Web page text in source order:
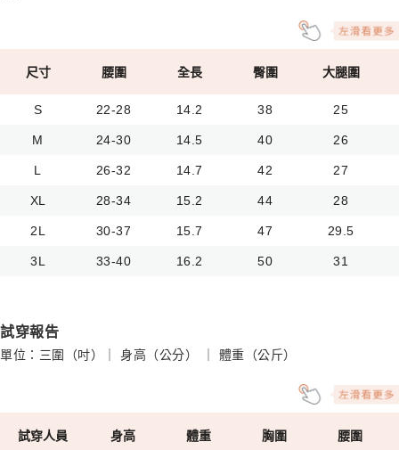
尺寸 腰圍 全長 臀圍 大腿圍
S 22-28 14.2 38 25
M 24-30 14.5 40 26
L 26-32 14.7 42 27
XL 28-34 15.2 44 28
2L 30-37 15.7 47 29.5
3L 33-40 16.2 50 31
試穿報告
單位：三圍（吋）｜ 身高（公分） ｜ 體重（公斤）
試穿人員 身高 體重 胸圍 腰圍